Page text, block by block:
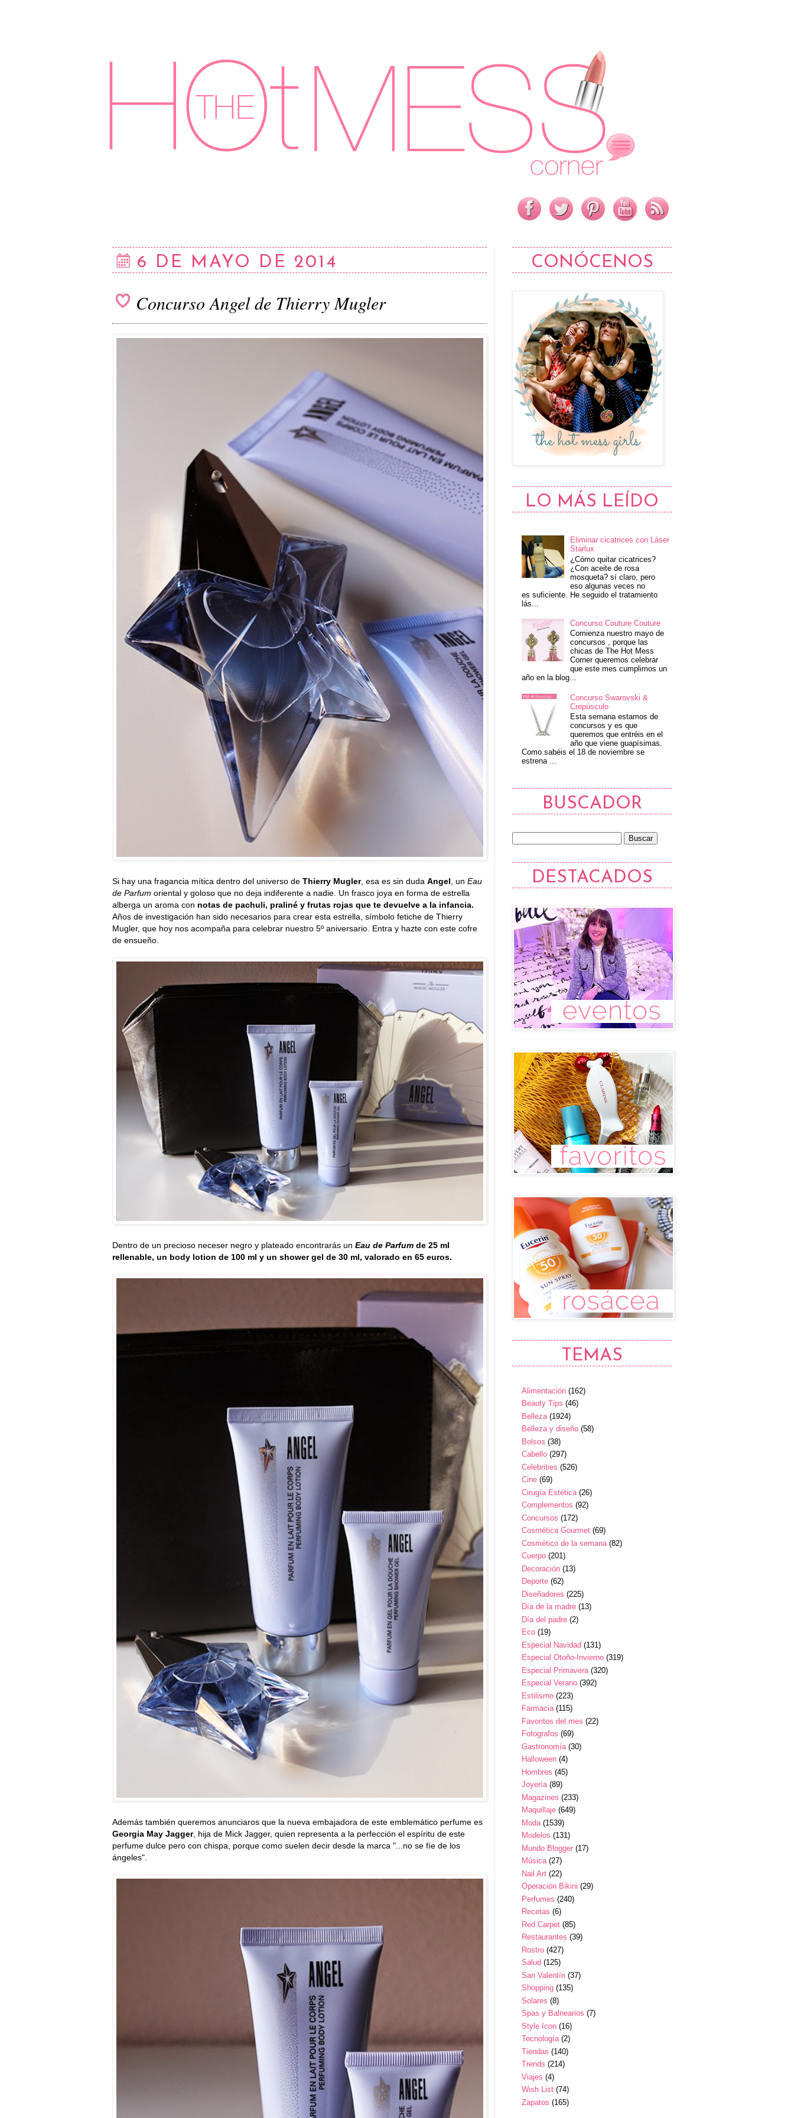
6 DE MAYO DE 2014
Concurso Angel de Thierry Mugler
Si hay una fragancia mítica dentro del universo de Thierry Mugler, esa es sin duda Angel , un Eau
de Parfum oriental y goloso que no deja indiferente a nadie. Un frasco joya en forma de estrella
alberga un aroma con notas de pachuli, praliné y frutas rojas que te devuelve a la infancia.
Años de investigación han sido necesarios para crear esta estrella, símbolo fetiche de Thierry
Mugler, que hoy nos acompaña para celebrar nuestro 5º aniversario. Entra y hazte con este cofre
de ensueño.
Dentro de un precioso neceser negro y plateado encontrarás un Eau de Parfum de 25 ml
rellenable, un body lotion de 100 ml y un shower gel de 30 ml, valorado en 65 euros.
Además también queremos anunciaros que la nueva embajadora de este emblemático perfume es
Georgia May Jagger, hija de Mick Jagger, quien representa a la perfección el espíritu de este
perfume dulce pero con chispa, porque como suelen decir desde la marca "...no se fíe de los
ángeles".
CONÓCENOS
LO MÁS LEÍDO
Eliminar cicatrices con Láser
Starlux
¿Cómo quitar cicatrices?
¿Con aceite de rosa
mosqueta? sí claro, pero
eso algunas veces no
es suficiente. He seguido el tratamiento
lás...
Concurso Couture Couture
Comienza nuestro mayo de
concursos , porque las
chicas de The Hot Mess
Corner queremos celebrar
que este mes cumplimos un
año en la blog...
Concurso Swarovski &
Crepúsculo
Esta semana estamos de
concursos y es que
queremos que entréis en el
año que viene guapísimas.
Como sabéis el 18 de noviembre se
estrena ...
BUSCADOR
DESTACADOS
TEMAS
Alimentación (162)
Beauty Tips (46)
Belleza (1924)
Belleza y diseño (58)
Bolsos (38)
Cabello (297)
Celebrities (526)
Cine (69)
Cirugía Estética (26)
Complementos (92)
Concursos (172)
Cosmética Gourmet (69)
Cosmético de la semana (82)
Cuerpo (201)
Decoración (13)
Deporte (62)
Diseñadores (225)
Día de la madre (13)
Día del padre (2)
Eco (19)
Especial Navidad (131)
Especial Otoño-Invierno (319)
Especial Primavera (320)
Especial Verano (392)
Estilismo (223)
Farmacia (115)
Favoritos del mes (22)
Fotografos (69)
Gastronomía (30)
Halloween (4)
Hombres (45)
Joyería (89)
Magazines (233)
Maquillaje (649)
Moda (1539)
Modelos (131)
Mundo Blogger (17)
Música (27)
Nail Art (22)
Operación Bikini (29)
Perfumes (240)
Recetas (6)
Red Carpet (85)
Restaurantes (39)
Rostro (427)
Salud (125)
San Valentín (37)
Shopping (135)
Solares (8)
Spas y Balnearios (7)
Style Icon (16)
Tecnología (2)
Tiendas (140)
Trends (214)
Viajes (4)
Wish List (74)
Zapatos (165)